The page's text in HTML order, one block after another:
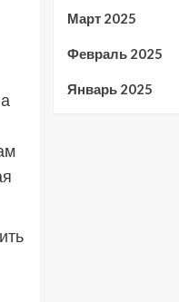
Март 2025
Февраль 2025
Январь 2025